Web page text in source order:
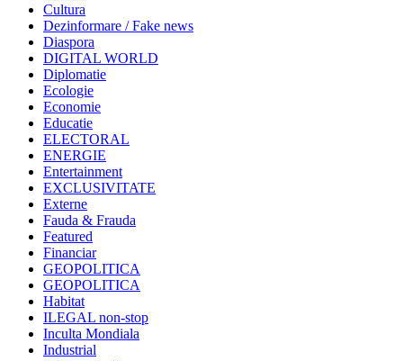
Cultura
Dezinformare / Fake news
Diaspora
DIGITAL WORLD
Diplomatie
Ecologie
Economie
Educatie
ELECTORAL
ENERGIE
Entertainment
EXCLUSIVITATE
Externe
Fauda & Frauda
Featured
Financiar
GEOPOLITICA
GEOPOLITICA
Habitat
ILEGAL non-stop
Inculta Mondiala
Industrial